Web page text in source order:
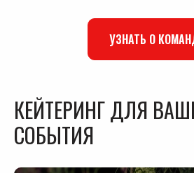
УЗНАТЬ О
КЕЙТЕРИНГ ДЛЯ
СОБЫТИЯ